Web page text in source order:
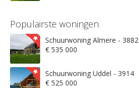
Populairste woningen
Schuurwoning Almere - 3882
€ 535 000
Schuurwoning Uddel - 3914
€ 525 000